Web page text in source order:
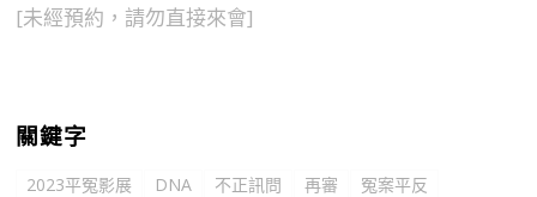
[未經預約，請勿直接來會]
關鍵字
2023平冤影展 DNA 不正訊問 再審
冤案平反